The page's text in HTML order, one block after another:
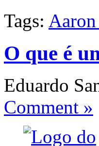
Tags:
O que é
Eduardo
Comment »